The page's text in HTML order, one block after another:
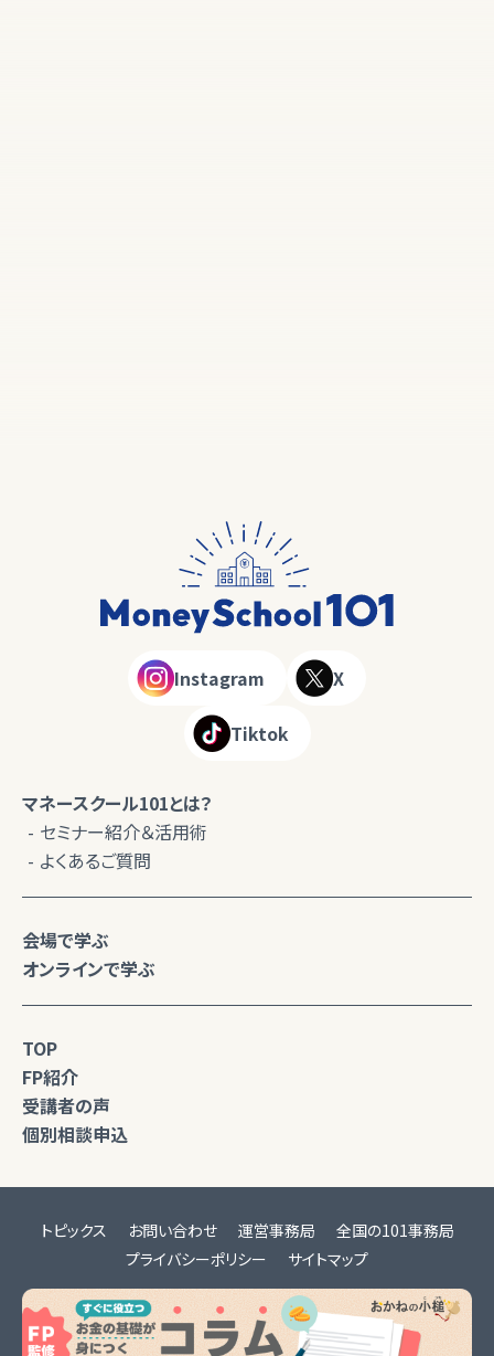
Instagram X
Tiktok
マネースクール101とは？
セミナー紹介＆活用術
よくあるご質問
会場で学ぶ
オンラインで学ぶ
TOP
FP紹介
受講者の声
個別相談申込
トピックス お問い合わせ 運営事務局
全国の101事務局
プライバシーポリシー
サイトマップ